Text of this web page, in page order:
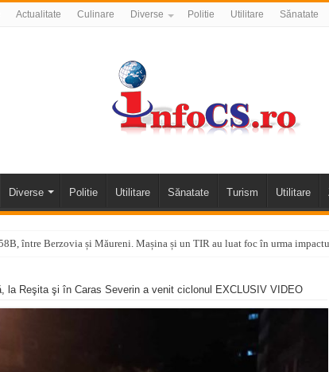
Actualitate Culinare Diverse Politie Utilitare Sănatate
Diverse Politie Utilitare Sănatate Turism Utilitare
între Berzovia și Măureni. Mașina și un TIR au luat foc în urma
Valea Almăjului și zona Oravița – Cărbunari VIDEO
furnizării apei potabile în Bocșa Română, în data de 6 august 2026
OPRIRE APĂ în ORAVIȚA – 05.08.2026 – avarie
la Reşita şi în Caras Severin a venit ciclonul EXCLUSIV VIDEO